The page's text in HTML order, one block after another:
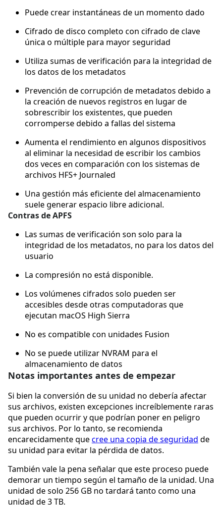
Puede crear instantáneas de un momento dado
Cifrado de disco completo con cifrado de clave
única o múltiple para mayor seguridad
Utiliza sumas de verificación para la integridad de
los datos de los metadatos
Prevención de corrupción de metadatos debido a
la creación de nuevos registros en lugar de
sobrescribir los existentes, que pueden
corromperse debido a fallas del sistema
Aumenta el rendimiento en algunos dispositivos
al eliminar la necesidad de escribir los cambios
dos veces en comparación con los sistemas de
archivos HFS+ Journaled
Una gestión más eficiente del almacenamiento
suele generar espacio libre adicional.
Contras de APFS
Las sumas de verificación son solo para la
integridad de los metadatos, no para los datos del
usuario
La compresión no está disponible.
Los volúmenes cifrados solo pueden ser
accesibles desde otras computadoras que
ejecutan macOS High Sierra
No es compatible con unidades Fusion
No se puede utilizar NVRAM para el
almacenamiento de datos
Notas importantes antes de empezar
Si bien la conversión de su unidad no debería afectar
sus archivos, existen excepciones increíblemente raras
que pueden ocurrir y que podrían poner en peligro
sus archivos. Por lo tanto, se recomienda
encarecidamente quecree una copia de seguridad de
su unidad para evitar la pérdida de datos.
También vale la pena señalar que este proceso puede
demorar un tiempo según el tamaño de la unidad. Una
unidad de solo 256 GB no tardará tanto como una
unidad de 3 TB.